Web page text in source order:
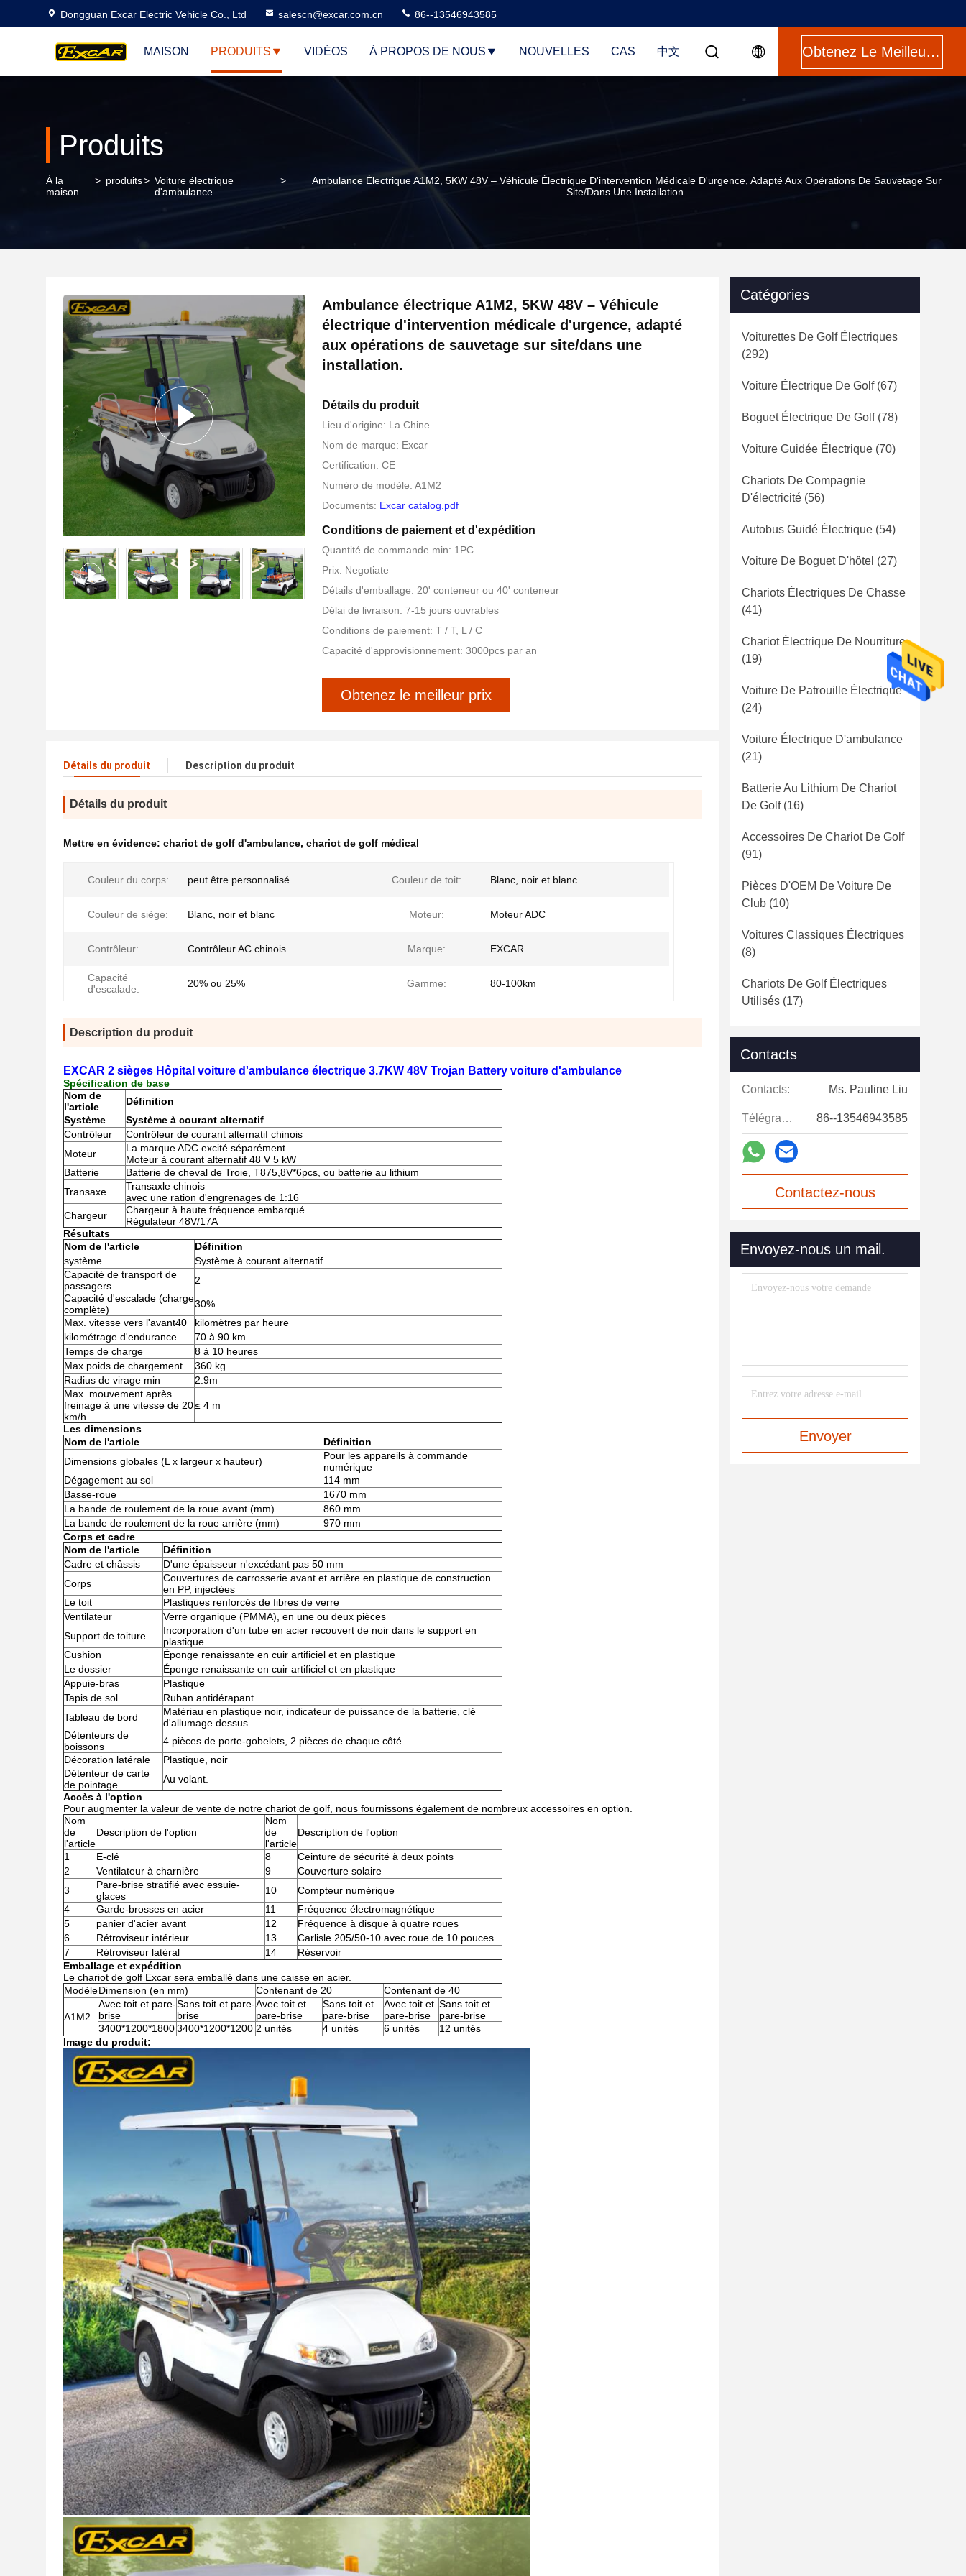
Dongguan Excar Electric Vehicle Co., Ltd salescn@excar.com.cn 86--13546943585
MAISON PRODUITS VIDÉOS À PROPOS DE NOUS NOUVELLES CAS 中文 Obtenez Le Meilleur Prix
Produits
À la
maison
> produits> Voiture électrique
d'ambulance
>
Ambulance Électrique A1M2, 5KW 48V – Véhicule Électrique D'intervention Médicale D'urgence, Adapté Aux Opérations De Sauvetage Sur
Site/dans Une Installation.
Ambulance électrique A1M2, 5KW 48V – Véhicule
électrique d'intervention médicale d'urgence, adapté
aux opérations de sauvetage sur site/dans une
installation.
Détails du produit
Lieu d'origine: La Chine
Nom de marque: Excar
Certification: CE
Numéro de modèle: A1M2
Documents: Excar catalog.pdf
Conditions de paiement et d'expédition
Quantité de commande min: 1PC
Prix: Negotiate
Détails d'emballage: 20' conteneur ou 40' conteneur
Délai de livraison: 7-15 jours ouvrables
Conditions de paiement: T / T, L / C
Capacité d'approvisionnement: 3000pcs par an
Obtenez le meilleur prix
Détails du produit Description du produit
Détails du produit
Mettre en évidence: chariot de golf d'ambulance, chariot de golf médical
Couleur du corps: peut être personnalisé Couleur de toit: Blanc, noir et blanc
Couleur de siège: Blanc, noir et blanc Moteur: Moteur ADC
Contrôleur: Contrôleur AC chinois Marque: EXCAR
Capacité
d'escalade:
20% ou 25% Gamme: 80-100km
Description du produit
EXCAR 2 sièges Hôpital voiture d'ambulance électrique 3.7KW 48V Trojan Battery voiture d'ambulance
Spécification de base
Nom de
l'article
Définition
Système
Système à courant alternatif
Contrôleur
Contrôleur de courant alternatif chinois
Moteur
La marque ADC excité séparément
Moteur à courant alternatif 48 V 5 kW
Batterie
Batterie de cheval de Troie, T875,8V*6pcs, ou batterie au lithium
Transaxe
Transaxle chinois
avec une ration d'engrenages de 1:16
Chargeur
Chargeur à haute fréquence embarqué
Régulateur 48V/17A
Résultats
Nom de l'article
Définition
système
Système à courant alternatif
Capacité de transport de
passagers
2
Capacité d'escalade (charge
complète)
30%
Max. vitesse vers l'avant40
kilomètres par heure
kilométrage d'endurance
70 à 90 km
Temps de charge
8 à 10 heures
Max.poids de chargement
360 kg
Radius de virage min
2.9m
Max. mouvement après
freinage à une vitesse de 20
km/h
≤ 4 m
Les dimensions
Nom de l'article
Définition
Dimensions globales (L x largeur x hauteur)
Pour les appareils à commande
numérique
Dégagement au sol
114 mm
Basse-roue
1670 mm
La bande de roulement de la roue avant (mm)
860 mm
La bande de roulement de la roue arrière (mm)
970 mm
Corps et cadre
Nom de l'article
Définition
Cadre et châssis
D'une épaisseur n'excédant pas 50 mm
Corps
Couvertures de carrosserie avant et arrière en plastique de construction
en PP, injectées
Le toit
Plastiques renforcés de fibres de verre
Ventilateur
Verre organique (PMMA), en une ou deux pièces
Support de toiture
Incorporation d'un tube en acier recouvert de noir dans le support en
plastique
Cushion
Éponge renaissante en cuir artificiel et en plastique
Le dossier
Éponge renaissante en cuir artificiel et en plastique
Appuie-bras
Plastique
Tapis de sol
Ruban antidérapant
Tableau de bord
Matériau en plastique noir, indicateur de puissance de la batterie, clé
d'allumage dessus
Détenteurs de
boissons
4 pièces de porte-gobelets, 2 pièces de chaque côté
Décoration latérale
Plastique, noir
Détenteur de carte
de pointage
Au volant.
Accès à l'option
Pour augmenter la valeur de vente de notre chariot de golf, nous fournissons également de nombreux accessoires en option.
Nom
de
l'article
Description de l'option
Nom
de
l'article
Description de l'option
1 E-clé 8
Ceinture de sécurité à deux points
2
Ventilateur à charnière 9
Couverture solaire
3
Pare-brise stratifié avec essuie-
glaces
10
Compteur numérique
4
Garde-brosses en acier 11
Fréquence électromagnétique
5
panier d'acier avant 12
Fréquence à disque à quatre roues
6
Rétroviseur intérieur 13
Carlisle 205/50-10 avec roue de 10 pouces
7
Rétroviseur latéral 14
Réservoir
Emballage et expédition
Le chariot de golf Excar sera emballé dans une caisse en acier.
ModèleDimension (en mm) Contenant de 20 Contenant de 40
A1M2
Avec toit et pare-
brise
Sans toit et pare-
brise
Avec toit et
pare-brise
Sans toit et
pare-brise
Avec toit et
pare-brise
Sans toit et
pare-brise
3400*1200*18003400*1200*1200 2 unités 4 unités 6 unités
12 unités
Image du produit:
Catégories
Voiturettes De Golf Électriques
(292)
Voiture Électrique De Golf(67)
Boguet Électrique De Golf(78)
Voiture Guidée Électrique (70)
Chariots De Compagnie
D'électricité (56)
Autobus Guidé Électrique (54)
Voiture De Boguet D'hôtel (27)
Chariots Électriques De Chasse
(41)
Chariot Électrique De Nourriture
(19)
Voiture De Patrouille Électrique
(24)
Voiture Électrique D'ambulance
(21)
Batterie Au Lithium De Chariot
De Golf(16)
Accessoires De Chariot De Golf
(91)
Pièces D'OEM De Voiture De
Club (10)
Voitures Classiques Électriques
(8)
Chariots De Golf Électriques
Utilisés (17)
Contacts
Contacts: Ms. Pauline Liu
Télégramme: 86--13546943585
Contactez-nous
Envoyez-nous un mail.
Envoyer